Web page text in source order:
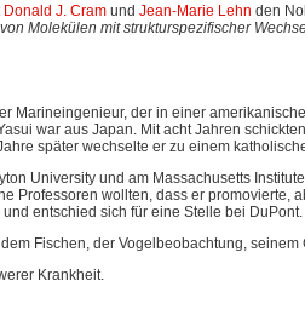
Donald J. Cram und Jean-Marie Lehn den
Molekülen mit strukturspezifischer
Marineingenieur, der in einer
war aus Japan. Mit acht Jahren
später wechselte er zu einem
University und am Massachusetts
Professoren wollten, dass er promovierte,
entschied sich für eine Stelle bei
Fischen, der Vogelbeobachtung,
Krankheit.